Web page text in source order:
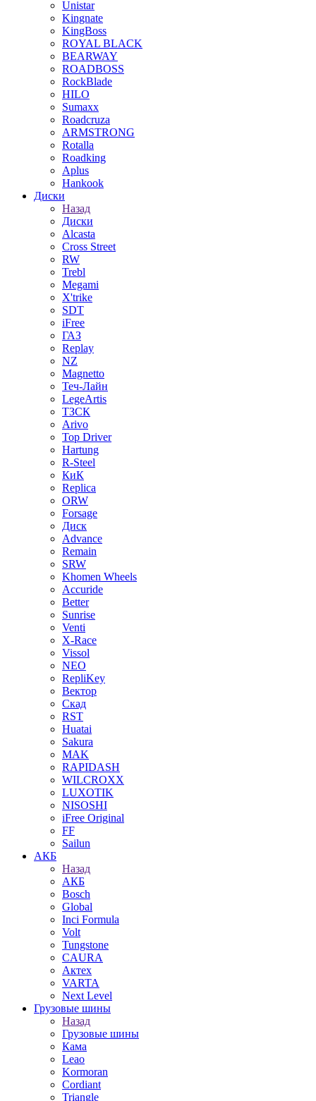
Unistar
Kingnate
KingBoss
ROYAL BLACK
BEARWAY
ROADBOSS
RockBlade
HILO
Sumaxx
Roadcruza
ARMSTRONG
Rotalla
Roadking
Aplus
Hankook
Диски
Назад
Диски
Alcasta
Cross Street
RW
Trebl
Megami
X'trike
SDT
iFree
ГАЗ
Replay
NZ
Magnetto
Теч-Лайн
LegeArtis
ТЗСК
Arivo
Top Driver
Hartung
R-Steel
КиК
Replica
ORW
Forsage
Диск
Advance
Remain
SRW
Khomen Wheels
Accuride
Better
Sunrise
Venti
X-Race
Vissol
NEO
RepliKey
Вектор
Скад
RST
Huatai
Sakura
MAK
RAPIDASH
WILCROXX
LUXOTIK
NISOSHI
iFree Original
FF
Sailun
АКБ
Назад
АКБ
Bosch
Global
Inci Formula
Volt
Tungstone
CAURA
Актех
VARTA
Next Level
Грузовые шины
Назад
Грузовые шины
Кама
Leao
Kormoran
Cordiant
Triangle